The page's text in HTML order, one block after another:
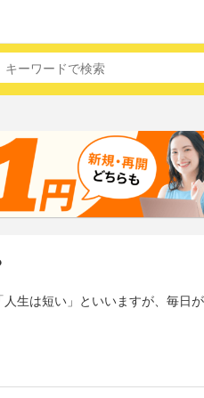
生は短い」といいますが、毎日